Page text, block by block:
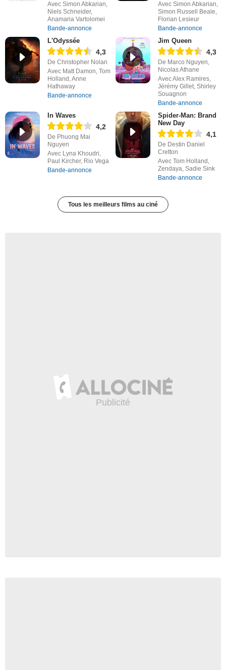
Avec Simon Abkarian,
Niels Schneider,
Anamaria Vartolomei
Bande-annonce
Avec Simon Abkarian,
Simon Russell Beale,
Florian Lesieur
Bande-annonce
L'Odyssée
4,3
De Christopher Nolan
Avec Matt Damon, Tom
Holland, Anne
Hathaway
Bande-annonce
Jim Queen
4,3
De Marco Nguyen,
Nicolas Athane
Avec Alex Ramires,
Jérémy Gillet, Shirley
Souagnon
Bande-annonce
In Waves
4,2
De Phuong Mai
Nguyen
Avec Lyna Khoudri,
Paul Kircher, Rio Vega
Bande-annonce
Spider-Man: Brand
New Day
4,1
De Destin Daniel
Cretton
Avec Tom Holland,
Zendaya, Sadie Sink
Bande-annonce
Tous les meilleurs films au ciné